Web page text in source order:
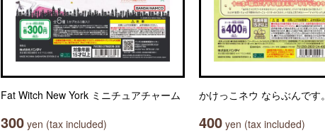
Fat Witch New York ミニチュアチャーム
300 yen (tax included)
かけっこネウ ならぶんです。
400 yen (tax included)